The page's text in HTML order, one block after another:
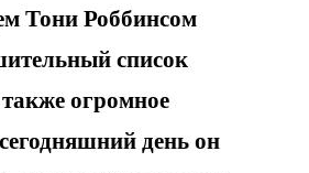
Тони Роббинсом
список
огромное
день он